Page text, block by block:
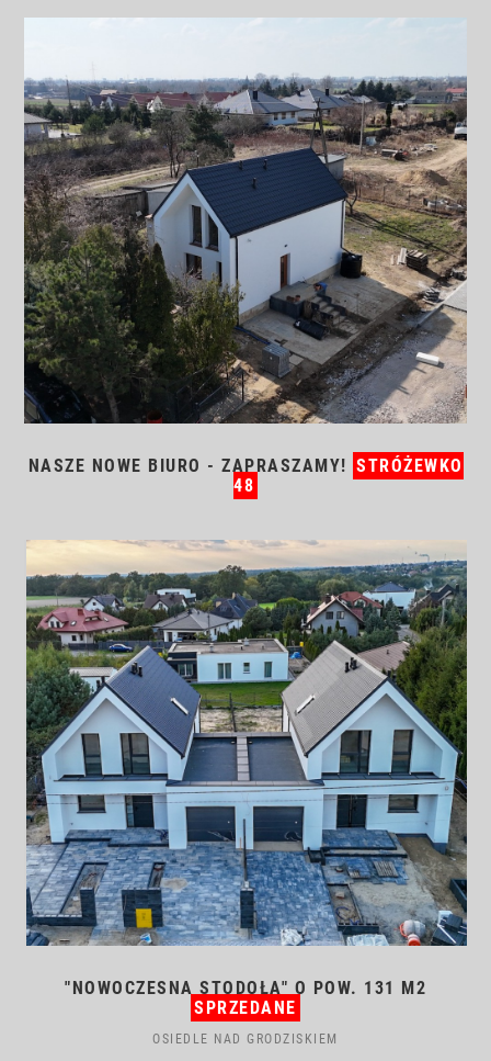
NASZE NOWE BIURO - ZAPRASZAMY! STRÓŻEWKO
48
"NOWOCZESNA STODOŁA" O POW. 131 M2
SPRZEDANE
OSIEDLE NAD GRODZISKIEM